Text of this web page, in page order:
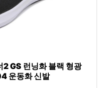
2 GS 런닝화 블랙 형광
운동화 신발